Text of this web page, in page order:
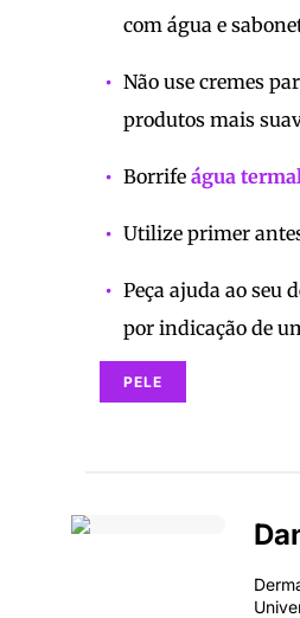
com água e
Não use cremes
produtos mais
Borrife água
Utilize primer
Peça ajuda ao seu
por indicação de
PELE